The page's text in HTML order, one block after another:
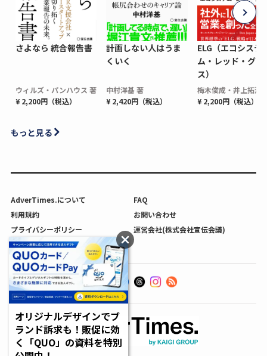
さよなら 統合報告書
ウィルズ・パンハウス 著
¥ 2,200円（税込）
計画しない人はうま
くいく
中村洋基 著
¥ 2,420円（税込）
ELG（エコシステ
ム・レッド・グロ
ス）
梅木俊成・井上拓海
¥ 2,200円（税込）
もっと見る
AdverTimes.について
FAQ
利用規約
お問い合わせ
プライバシーポリシー
運営会社(株式会社宣伝会議)
利用者情報の外部送信について
オリジナルデザインでブ
ランド訴求も！販促に効
く「QUO」の資料を特別